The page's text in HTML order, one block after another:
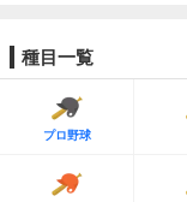
種目一覧
プロ野球